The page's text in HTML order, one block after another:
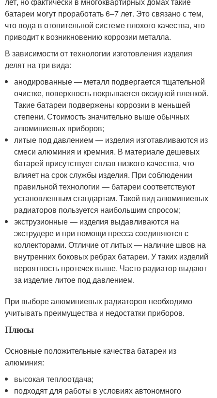
батареи могут проработать 6–7 лет. Это связано с тем,
что вода в отопительной системе плохого качества, что
приводит к возникновению коррозии металла.
В зависимости от технологии изготовления изделия
делят на три вида:
анодированные — металл подвергается тщательной
очистке, поверхность покрывается оксидной пленкой.
Такие батареи подвержены коррозии в меньшей
степени. Стоимость значительно выше обычных
алюминиевых приборов;
литые под давлением — изделия изготавливаются из
смеси алюминия и кремния. В материале дешевых
батарей присутствует сплав низкого качества, что
влияет на срок службы изделия. При соблюдении
правильной технологии — батареи соответствуют
установленным стандартам. Такой вид алюминиевых
радиаторов пользуется наибольшим спросом;
экструзионные — изделия выдавливаются на
экструдере и при помощи пресса соединяются с
коллекторами. Отличие от литых — наличие швов на
внутренних боковых ребрах батареи. У таких изделий
вероятность протечек выше. Часто радиатор выдают
за изделие литое под давлением.
При выборе алюминиевых радиаторов необходимо
учитывать преимущества и недостатки приборов.
Плюсы
Основные положительные качества батареи из
алюминия:
высокая теплоотдача;
подходят для работы в условиях автономного